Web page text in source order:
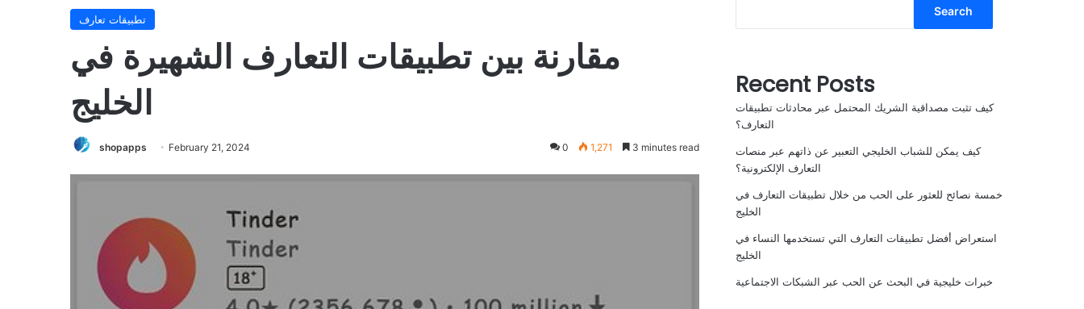
تطبيقات تعارف
مقارنة بين تطبيقات التعارف الشهيرة في
الخليج
shopapps February 21, 2024 0 1,271 3 minutes read
Search
Recent Posts
كيف تثبت مصداقية الشريك المحتمل عبر محادثات تطبيقات
التعارف؟
كيف يمكن للشباب الخليجي التعبير عن ذاتهم عبر منصات
التعارف الإلكترونية؟
خمسة نصائح للعثور على الحب من خلال تطبيقات التعارف في
الخليج
استعراض أفضل تطبيقات التعارف التي تستخدمها النساء في
الخليج
خبرات خليجية في البحث عن الحب عبر الشبكات الاجتماعية